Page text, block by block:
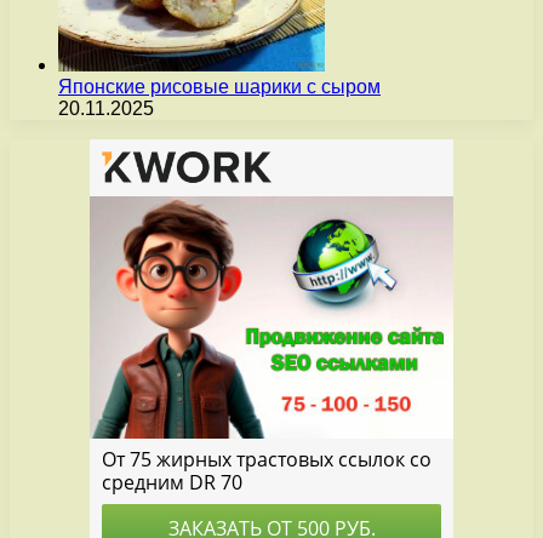
Японские рисовые шарики с сыром
20.11.2025